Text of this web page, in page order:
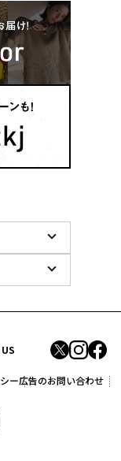
ー広告のお問い合わせ